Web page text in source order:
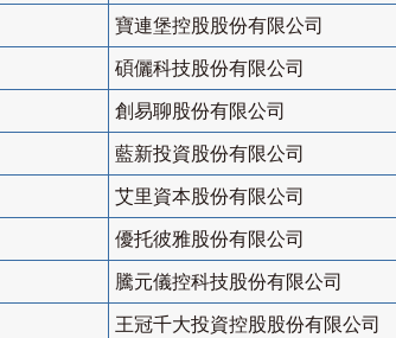
寶連堡控股股份有限公司
碩儷科技股份有限公司
創易聊股份有限公司
藍新投資股份有限公司
艾里資本股份有限公司
優托彼雅股份有限公司
騰元儀控科技股份有限公司
王冠千大投資控股股份有限公司